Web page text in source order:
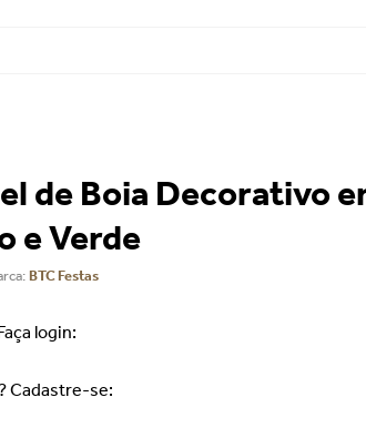
de Boia Decorativo
e Verde
BTC Festas
login:
Cadastre-se: